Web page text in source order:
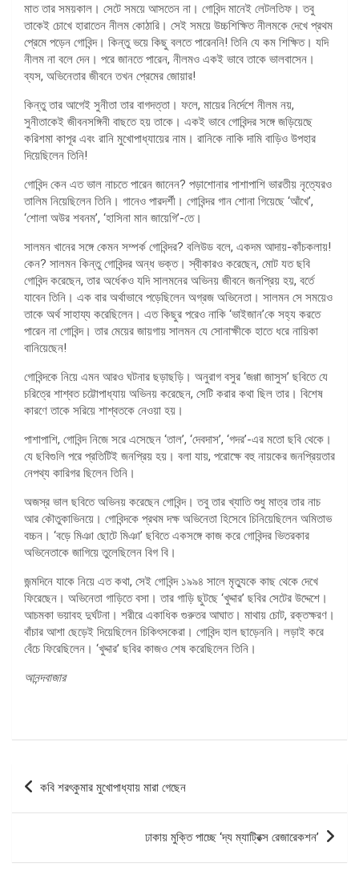
মাত তার সময়কাল। সেটে সময়ে আসতেন না। গোবিন্দ মানেই লেটলতিফ। তবু
তাকেই চোখে হারাতেন নীলম কোঠারি। সেই সময়ে উচ্চশিক্ষিত নীলমকে দেখে প্রথম
প্রেমে পড়েন গোবিন্দ। কিন্তু ভয়ে কিছু বলতে পারেননি! তিনি যে কম শিক্ষিত। যদি
নীলম না বলে দেন। পরে জানতে পারেন, নীলমও একই ভাবে তাকে ভালবাসেন।
ব্যস, অভিনেতার জীবনে তখন প্রেমের জোয়ার!
কিন্তু তার আগেই সুনীতা তার বাগদত্তা। ফলে, মায়ের নির্দেশে নীলম নয়,
সুনীতাকেই জীবনসঙ্গিনী বাছতে হয় তাকে। একই ভাবে গোবিন্দর সঙ্গে জড়িয়েছে
করিশমা কাপূর এবং রানি মুখোপাধ্যায়ের নাম। রানিকে নাকি দামি বাড়িও উপহার
দিয়েছিলেন তিনি!
গোবিন্দ কেন এত ভাল নাচতে পারেন জানেন? পড়াশোনার পাশাপাশি ভারতীয় নৃত্যেরও
তালিম নিয়েছিলেন তিনি। গানেও পারদর্শী। গোবিন্দর গান শোনা গিয়েছে ‘আঁখে’,
‘শোলা অউর শবনম’, ‘হাসিনা মান জায়েগি’-তে।
সালমন খানের সঙ্গে কেমন সম্পর্ক গোবিন্দর? বলিউড বলে, একদম আদায়-কাঁচকলায়!
কেন? সালমন কিন্তু গোবিন্দর অন্ধ ভক্ত। স্বীকারও করেছেন, মোট যত ছবি
গোবিন্দ করেছেন, তার অর্ধেকও যদি সালমনের অভিনয় জীবনে জনপ্রিয় হয়, বর্তে
যাবেন তিনি। এক বার অর্থাভাবে পড়েছিলেন অগ্রজ অভিনেতা। সালমন সে সময়েও
তাকে অর্থ সাহায্য করেছিলেন। এত কিছুর পরেও নাকি ‘ভাইজান’কে সহ্য করতে
পারেন না গোবিন্দ। তার মেয়ের জায়গায় সালমন যে সোনাক্ষীকে হাতে ধরে নায়িকা
বানিয়েছেন!
গোবিন্দকে নিয়ে এমন আরও ঘটনার ছড়াছড়ি। অনুরাগ বসুর ‘জগ্গা জাসুস’ ছবিতে যে
চরিত্রে শাশ্বত চট্টোপাধ্যায় অভিনয় করেছেন, সেটি করার কথা ছিল তার। বিশেষ
কারণে তাকে সরিয়ে শাশ্বতকে নেওয়া হয়।
পাশাপাশি, গোবিন্দ নিজে সরে এসেছেন ‘তাল’, ‘দেবদাস’, ‘গদর’-এর মতো ছবি থেকে।
যে ছবিগুলি পরে প্রতিটিই জনপ্রিয় হয়। বলা যায়, পরোক্ষে বহু নায়কের জনপ্রিয়তার
নেপথ্য কারিগর ছিলেন তিনি।
অজস্র ভাল ছবিতে অভিনয় করেছেন গোবিন্দ। তবু তার খ্যাতি শুধু মাত্র তার নাচ
আর কৌতুকাভিনয়ে। গোবিন্দকে প্রথম দক্ষ অভিনেতা হিসেবে চিনিয়েছিলেন অমিতাভ
বচ্চন। ‘বড়ে মিঞা ছোটে মিঞা’ ছবিতে একসঙ্গে কাজ করে গোবিন্দর ভিতরকার
অভিনেতাকে জাগিয়ে তুলেছিলেন বিগ বি।
জন্মদিনে যাকে নিয়ে এত কথা, সেই গোবিন্দ ১৯৯৪ সালে মৃত্যুকে কাছ থেকে দেখে
ফিরেছেন। অভিনেতা গাড়িতে বসা। তার গাড়ি ছুটছে ‘খুদ্দার’ ছবির সেটের উদ্দেশে।
আচমকা ভয়াবহ দুর্ঘটনা। শরীরে একাধিক গুরুতর আঘাত। মাথায় চোট, রক্তক্ষরণ।
বাঁচার আশা ছেড়েই দিয়েছিলেন চিকিৎসকেরা। গোবিন্দ হাল ছাড়েননি। লড়াই করে
বেঁচে ফিরেছিলেন। ‘খুদ্দার’ ছবির কাজও শেষ করেছিলেন তিনি।
আনন্দবাজার
পোস্ট
ন্যাভিগেশন
কবি শরৎকুমার মুখোপাধ্যায় মারা গেছেন
ঢাকায় মুক্তি পাচ্ছে ‘দ্য ম্যাট্রিক্স রেজারেকশন’